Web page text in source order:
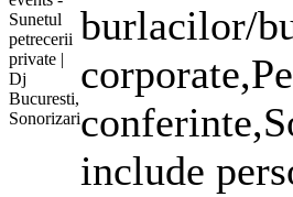
burlacilor/
corporate
include